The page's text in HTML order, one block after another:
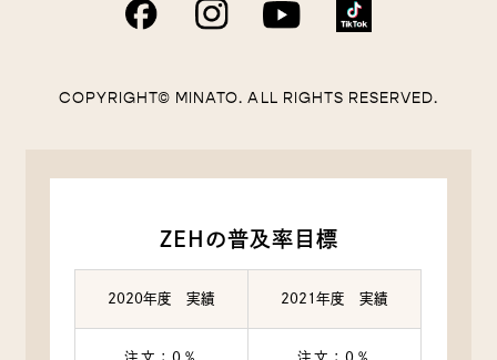
COPYRIGHT© MINATO. ALL RIGHTS RESERVED.
ZEHの普及率目標
2020年度 実績 2021年度 実績
注文：0％ 注文：0％